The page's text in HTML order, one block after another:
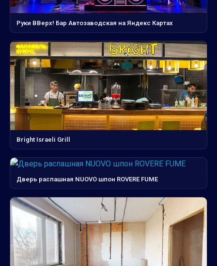
Руки ВВерх! Бар Автозаводская на Яндекс Картах
Bright Israeli Grill
Дверь распашная NUOVO шпон ROVERE FUME